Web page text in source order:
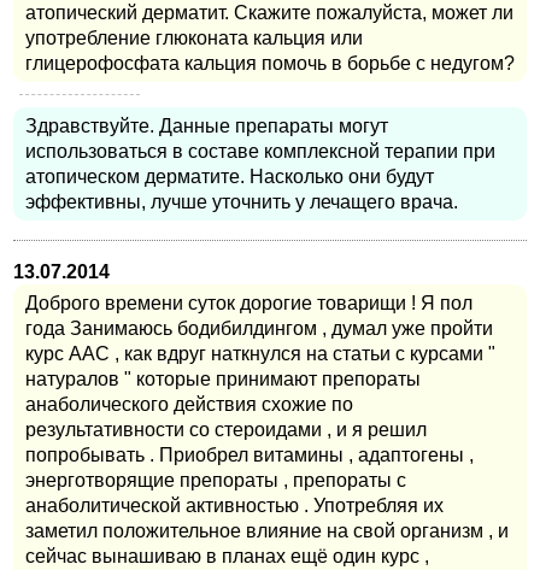
атопический дерматит. Скажите пожалуйста, может ли
употребление глюконата кальция или
глицерофосфата кальция помочь в борьбе с недугом?
Здравствуйте. Данные препараты могут
использоваться в составе комплексной терапии при
атопическом дерматите. Насколько они будут
эффективны, лучше уточнить у лечащего врача.
13.07.2014
Доброго времени суток дорогие товарищи ! Я пол
года Занимаюсь бодибилдингом , думал уже пройти
курс ААС , как вдруг наткнулся на статьи с курсами "
натуралов " которые принимают препораты
анаболического действия схожие по
результативности со стероидами , и я решил
попробывать . Приобрел витамины , адаптогены ,
энерготворящие препораты , препораты с
анаболитической активностью . Употребляя их
заметил положительное влияние на свой организм , и
сейчас вынашиваю в планах ещё один курс ,